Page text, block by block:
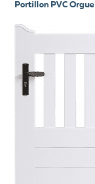
Portillon PVC Orgue